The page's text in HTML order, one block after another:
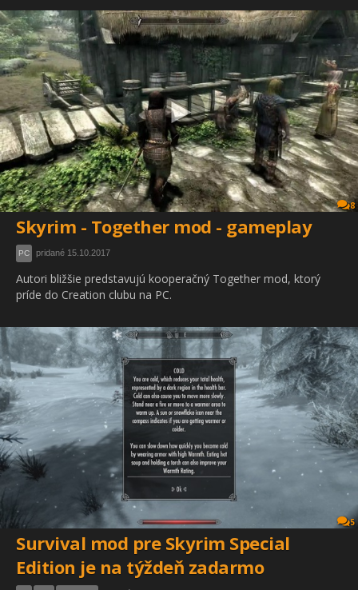
8
Skyrim - Together mod - gameplay
PC pridané 15.10.2017
Autori bližšie predstavujú kooperačný Together mod, ktorý
príde do Creation clubu na PC.
5
Survival mod pre Skyrim Special
Edition je na týždeň zadarmo